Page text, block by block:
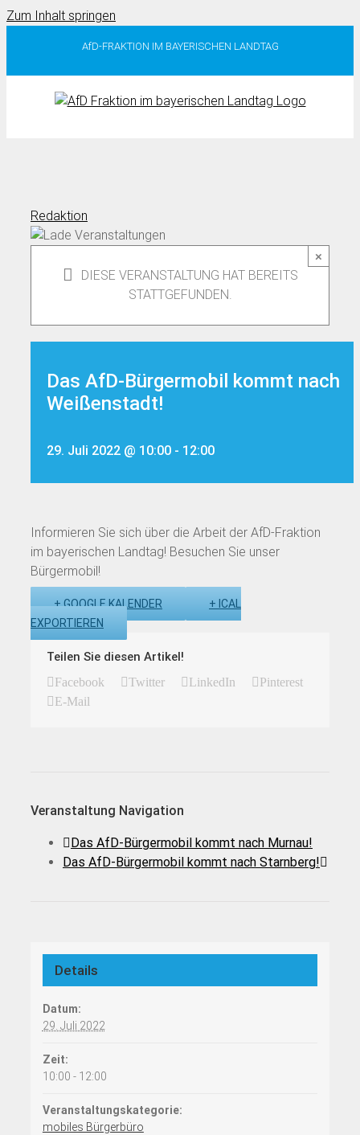
Zum Inhalt springen
AfD-FRAKTION IM BAYERISCHEN LANDTAG
Redaktion
×
DIESE VERANSTALTUNG HAT BEREITS
STATTGEFUNDEN.
Das AfD-Bürgermobil kommt nach
Weißenstadt!
29. Juli 2022 @ 10:00 - 12:00
Informieren Sie sich über die Arbeit der AfD-Fraktion
im bayerischen Landtag! Besuchen Sie unser
Bürgermobil!
+ GOOGLE KALENDER
+ ICAL
EXPORTIEREN
Teilen Sie diesen Artikel!
Facebook Twitter LinkedIn
Pinterest
E-Mail
Veranstaltung Navigation
Das AfD-Bürgermobil kommt nach Murnau!
Das AfD-Bürgermobil kommt nach Starnberg!
Details
Datum:
29. Juli 2022
Zeit:
10:00 - 12:00
Veranstaltungskategorie:
mobiles Bürgerbüro